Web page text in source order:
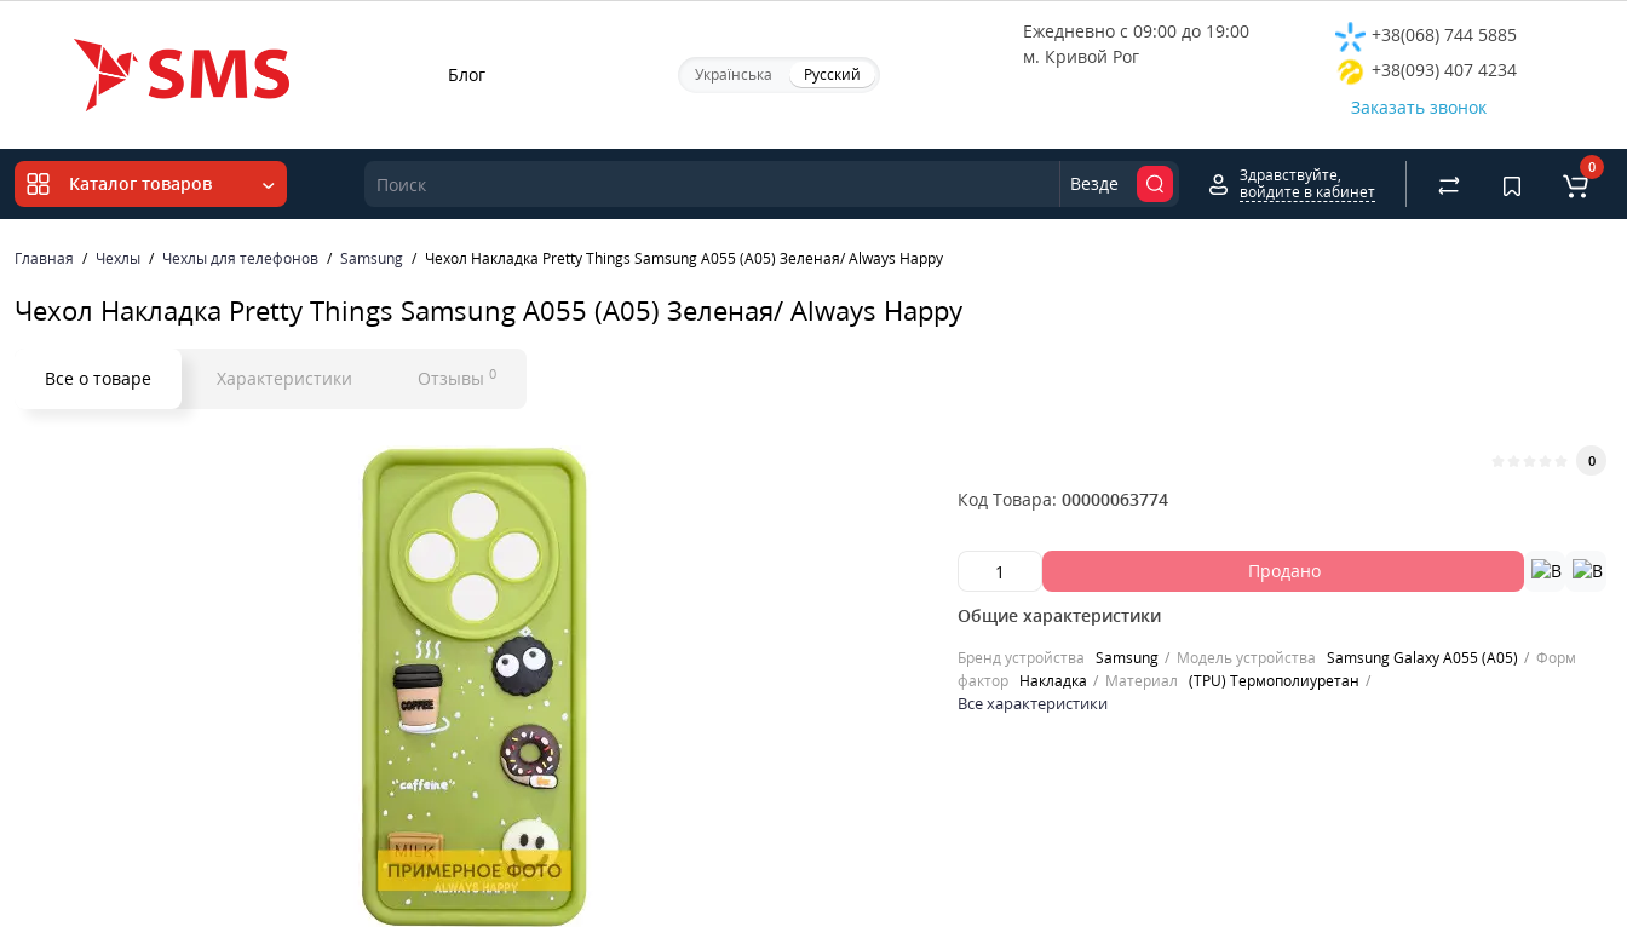
Блог Українська Русский
Ежедневно с 09:00 до 19:00
м. Кривой Рог
+38(068) 744 5885
+38(093) 407 4234
Заказать звонок
Каталог товаров Везде
Здравствуйте,
войдите в кабинет
0
Главная Чехлы Чехлы для телефонов Samsung Чехол Накладка Pretty Things Samsung A055 (A05) Зеленая/ Always Happy
Чехол Накладка Pretty Things Samsung A055 (A05) Зеленая/ Always Happy
Все о товаре Характеристики Отзывы 0
0
Код Товара: 00000063774
Продано
Общие характеристики
Бренд устройства Samsung Модель устройства Samsung Galaxy A055 (A05)
Форм
фактор
Накладка Материал (TPU) Термополиуретан
Все характеристики